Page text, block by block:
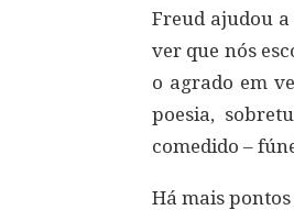
Freud ajudou
ver que nós
o agrado em
poesia,
comedido –
Há mais